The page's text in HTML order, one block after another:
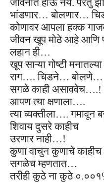
जीवनात होऊ नये. परंतु
भांडणार… बोलणार…
कोणावर आपला हक्क
जीवन खूप मोठे आहे आणि
लहान ही…
खूप साऱ्या गोष्टी
राग…. चिडने… बोलणे…
सगळे काही असाववेच….!
आपण त्या क्षणाला….
त्या व्यक्तीला….
शिवाय दुसरे काहीच
उरणार नाही…!
कुणा वाचुन कुणाचे
सगळेच म्हणतात…
तरीही कुठे ना कुठे